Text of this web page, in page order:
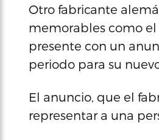
Otro fabricante
memorables como el
presente con un
periodo para su
El anuncio, que el
representar a una